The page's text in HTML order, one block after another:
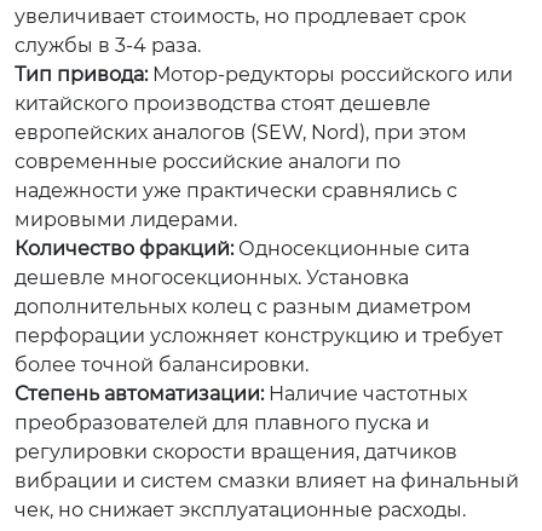
увеличивает стоимость, но продлевает срок
службы в 3-4 раза.
Тип привода:Мотор-редукторы российского или
китайского производства стоят дешевле
европейских аналогов (SEW, Nord), при этом
современные российские аналоги по
надежности уже практически сравнялись с
мировыми лидерами.
Количество фракций:Односекционные сита
дешевле многосекционных. Установка
дополнительных колец с разным диаметром
перфорации усложняет конструкцию и требует
более точной балансировки.
Степень автоматизации:Наличие частотных
преобразователей для плавного пуска и
регулировки скорости вращения, датчиков
вибрации и систем смазки влияет на финальный
чек, но снижает эксплуатационные расходы.